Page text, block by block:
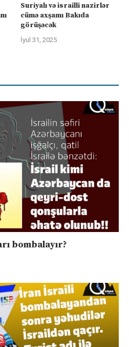
Suriyalı və israilli nazirlər
cümə axşamı Bakıda
görüşəcək
İyul 31, 2025
bombalayır?